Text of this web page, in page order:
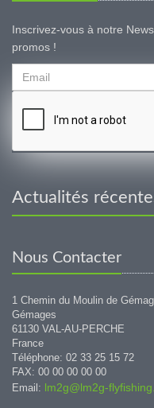
Inscrivez-vous à notre
promos !
Actualités
Nous Contacter
1 Chemin du Moulin de
Gémages
61130 VAL-AU-PERCHE
France
Téléphone: 02 33 25 15 72
FAX: 00 00 00 00 00
Email: lm2g@lm2g-